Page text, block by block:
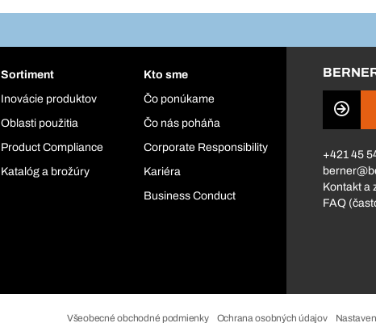
Sortiment
Inovácie produktov
Oblasti použitia
Product Compliance
Katalóg a brožúry
Kto sme
Čo ponúkame
Čo nás poháňa
Corporate Responsibility
Kariéra
Business Conduct
+421 45
Kontakt a
FAQ
Všeobecné obchodné podmienky Ochrana osobných údajov